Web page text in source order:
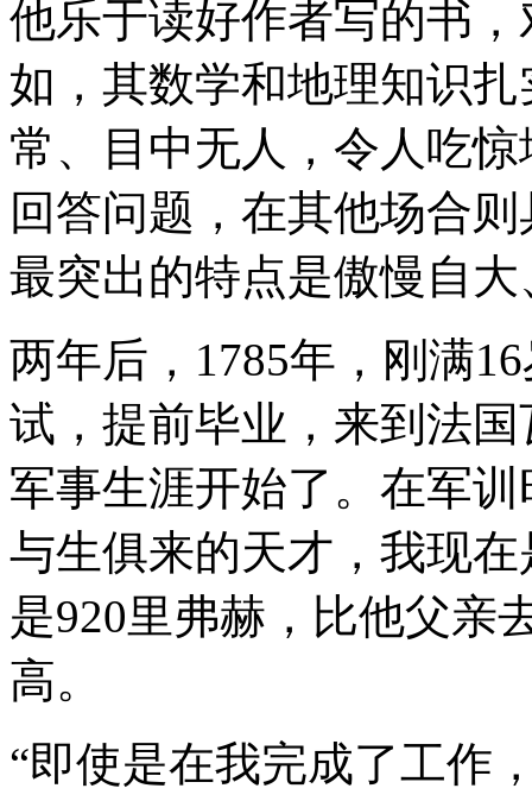
他乐于读好作者写的书
如，其数学和地理知识
常、目中无人，令人吃
回答问题，在其他场合
最突出的特点是傲慢自
两年后，1785年，刚满
试，提前毕业，来到法
军事生涯开始了。在军
与生俱来的天才，我现
是920里弗赫，比他父亲
高。
“即使是在我完成了工作